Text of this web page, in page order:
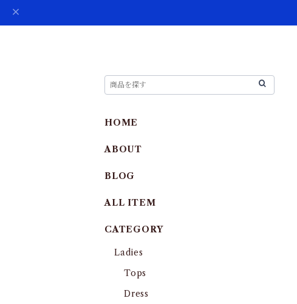
HOME
ABOUT
BLOG
ALL ITEM
CATEGORY
Ladies
Tops
Dress